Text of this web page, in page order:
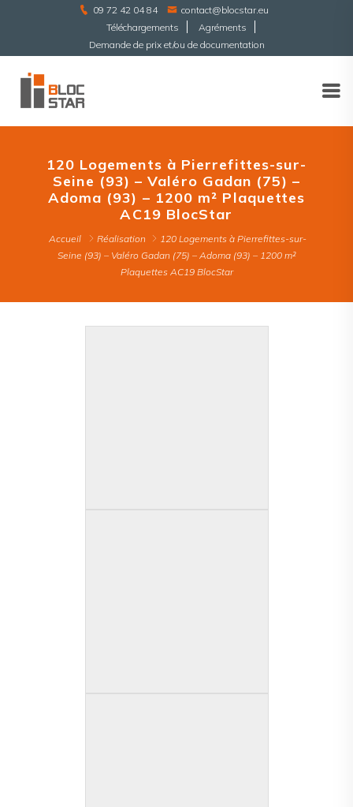
09 72 42 04 84
contact@blocstar.eu
Téléchargements
Agréments
Demande de prix et/ou de documentation
120 Logements à Pierrefittes-sur-
Seine (93) – Valéro Gadan (75) –
Adoma (93) – 1200 m² Plaquettes
AC19 BlocStar
Accueil Réalisation
120 Logements à Pierrefittes-sur-
Seine (93) – Valéro Gadan (75) – Adoma (93) – 1200 m²
Plaquettes AC19 BlocStar